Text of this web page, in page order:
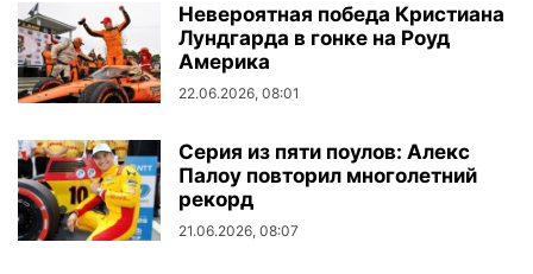
Невероятная победа Кристиана
Лундгарда в гонке на Роуд
Америка
22.06.2026, 08:01
Серия из пяти поулов: Алекс
Палоу повторил многолетний
рекорд
21.06.2026, 08:07